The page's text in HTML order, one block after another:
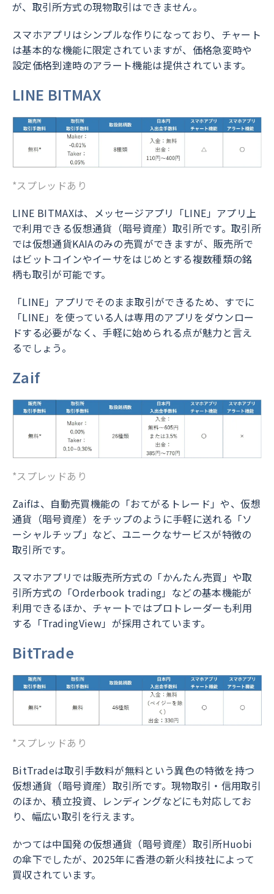
が、取引所方式の現物取引はできません。
スマホアプリはシンプルな作りになっており、チャート
は基本的な機能に限定されていますが、価格急変時や
設定価格到達時のアラート機能は提供されています。
LINE BITMAX
*スプレッドあり
LINE BITMAXは、メッセージアプリ「LINE」アプリ上
で利用できる仮想通貨（暗号資産）取引所です。取引所
では仮想通貨KAIAのみの売買ができますが、販売所で
はビットコインやイーサをはじめとする複数種類の銘
柄も取引が可能です。
「LINE」アプリでそのまま取引ができるため、すでに
「LINE」を使っている人は専用のアプリをダウンロー
ドする必要がなく、手軽に始められる点が魅力と言え
るでしょう。
Zaif
*スプレッドあり
Zaifは、自動売買機能の「おてがるトレード」や、仮想
通貨（暗号資産）をチップのように手軽に送れる「ソ
ーシャルチップ」など、ユニークなサービスが特徴の
取引所です。
スマホアプリでは販売所方式の「かんたん売買」や取
引所方式の「Orderbook trading」などの基本機能が
利用できるほか、チャートではプロトレーダーも利用
する「TradingView」が採用されています。
BitTrade
*スプレッドあり
BitTradeは取引手数料が無料という異色の特徴を持つ
仮想通貨（暗号資産）取引所です。現物取引・信用取引
のほか、積立投資、レンディングなどにも対応してお
り、幅広い取引を行えます。
かつては中国発の仮想通貨（暗号資産）取引所Huobi
の傘下でしたが、2025年に香港の新火科技社によって
買収されています。